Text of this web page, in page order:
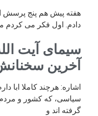
هفته پیش هم پنج پرسش
دادم. اول فکر می کردم
سیمای آیت
آخرین
اشاره: هرچند کاملا ابا
سیاسی، که کشور و مردم
گرفته اند و